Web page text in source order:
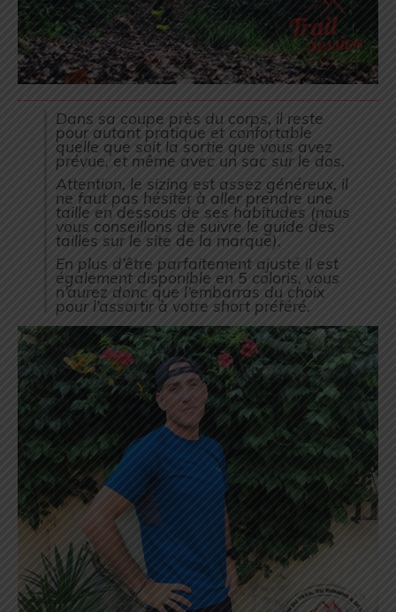
Dans sa coupe près du corps, il reste
pour autant pratique et confortable
quelle que soit la sortie que vous avez
prévue, et même avec un sac sur le dos.
Attention, le sizing est assez généreux, il
ne faut pas hésiter à aller prendre une
taille en dessous de ses habitudes (nous
vous conseillons de suivre le guide des
tailles sur le site de la marque).
En plus d’être parfaitement ajusté il est
également disponible en 5 coloris, vous
n’aurez donc que l’embarras du choix
pour l’assortir à votre short préféré.